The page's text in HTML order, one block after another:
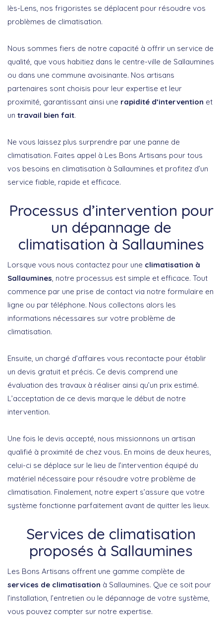
lès-Lens, nos frigoristes se déplacent pour résoudre vos
problèmes de climatisation.
Nous sommes fiers de notre capacité à offrir un service de
qualité, que vous habitiez dans le centre-ville de Sallaumines
ou dans une commune avoisinante. Nos artisans
partenaires sont choisis pour leur expertise et leur
proximité, garantissant ainsi une rapidité d’intervention et
un travail bien fait.
Ne vous laissez plus surprendre par une panne de
climatisation. Faites appel à Les Bons Artisans pour tous
vos besoins en climatisation à Sallaumines et profitez d’un
service fiable, rapide et efficace.
Processus d’intervention pour
un dépannage de
climatisation à Sallaumines
Lorsque vous nous contactez pour une climatisation à
Sallaumines , notre processus est simple et efficace. Tout
commence par une prise de contact via notre formulaire en
ligne ou par téléphone. Nous collectons alors les
informations nécessaires sur votre problème de
climatisation.
Ensuite, un chargé d’affaires vous recontacte pour établir
un devis gratuit et précis. Ce devis comprend une
évaluation des travaux à réaliser ainsi qu’un prix estimé.
L’acceptation de ce devis marque le début de notre
intervention.
Une fois le devis accepté, nous missionnons un artisan
qualifié à proximité de chez vous. En moins de deux heures,
celui-ci se déplace sur le lieu de l’intervention équipé du
matériel nécessaire pour résoudre votre problème de
climatisation. Finalement, notre expert s’assure que votre
système fonctionne parfaitement avant de quitter les lieux.
Services de climatisation
proposés à Sallaumines
Les Bons Artisans offrent une gamme complète de
services de climatisation à Sallaumines. Que ce soit pour
l’installation, l’entretien ou le dépannage de votre système,
vous pouvez compter sur notre expertise.